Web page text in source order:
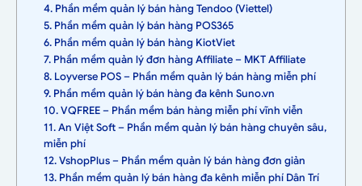
4. Phần mềm quản lý bán hàng Tendoo (Viettel)
5. Phần mềm quản lý bán hàng POS365
6. Phần mềm quản lý bán hàng KiotViet
7. Phần mềm quản lý đơn hàng Affiliate – MKT Affiliate
8. Loyverse POS – Phần mềm quản lý bán hàng miễn phí
9. Phần mềm quản lý bán hàng đa kênh Suno.vn
10. VQFREE – Phần mềm bán hàng miễn phí vĩnh viễn
11. An Việt Soft – Phần mềm quản lý bán hàng chuyên sâu,
miễn phí
12. VshopPlus – Phần mềm quản lý bán hàng đơn giản
13. Phần mềm quản lý bán hàng đa kênh miễn phí Dân Trí